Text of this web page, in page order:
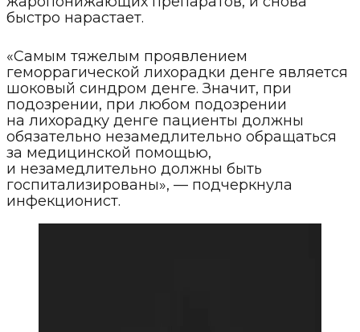
быстро нарастает.
«Самым тяжелым проявлением
геморрагической лихорадки денге является
шоковый синдром денге. Значит, при
подозрении, при любом подозрении
на лихорадку денге пациенты должны
обязательно незамедлительно обращаться
за медицинской помощью,
и незамедлительно должны быть
госпитализированы», — подчеркнула
инфекционист.